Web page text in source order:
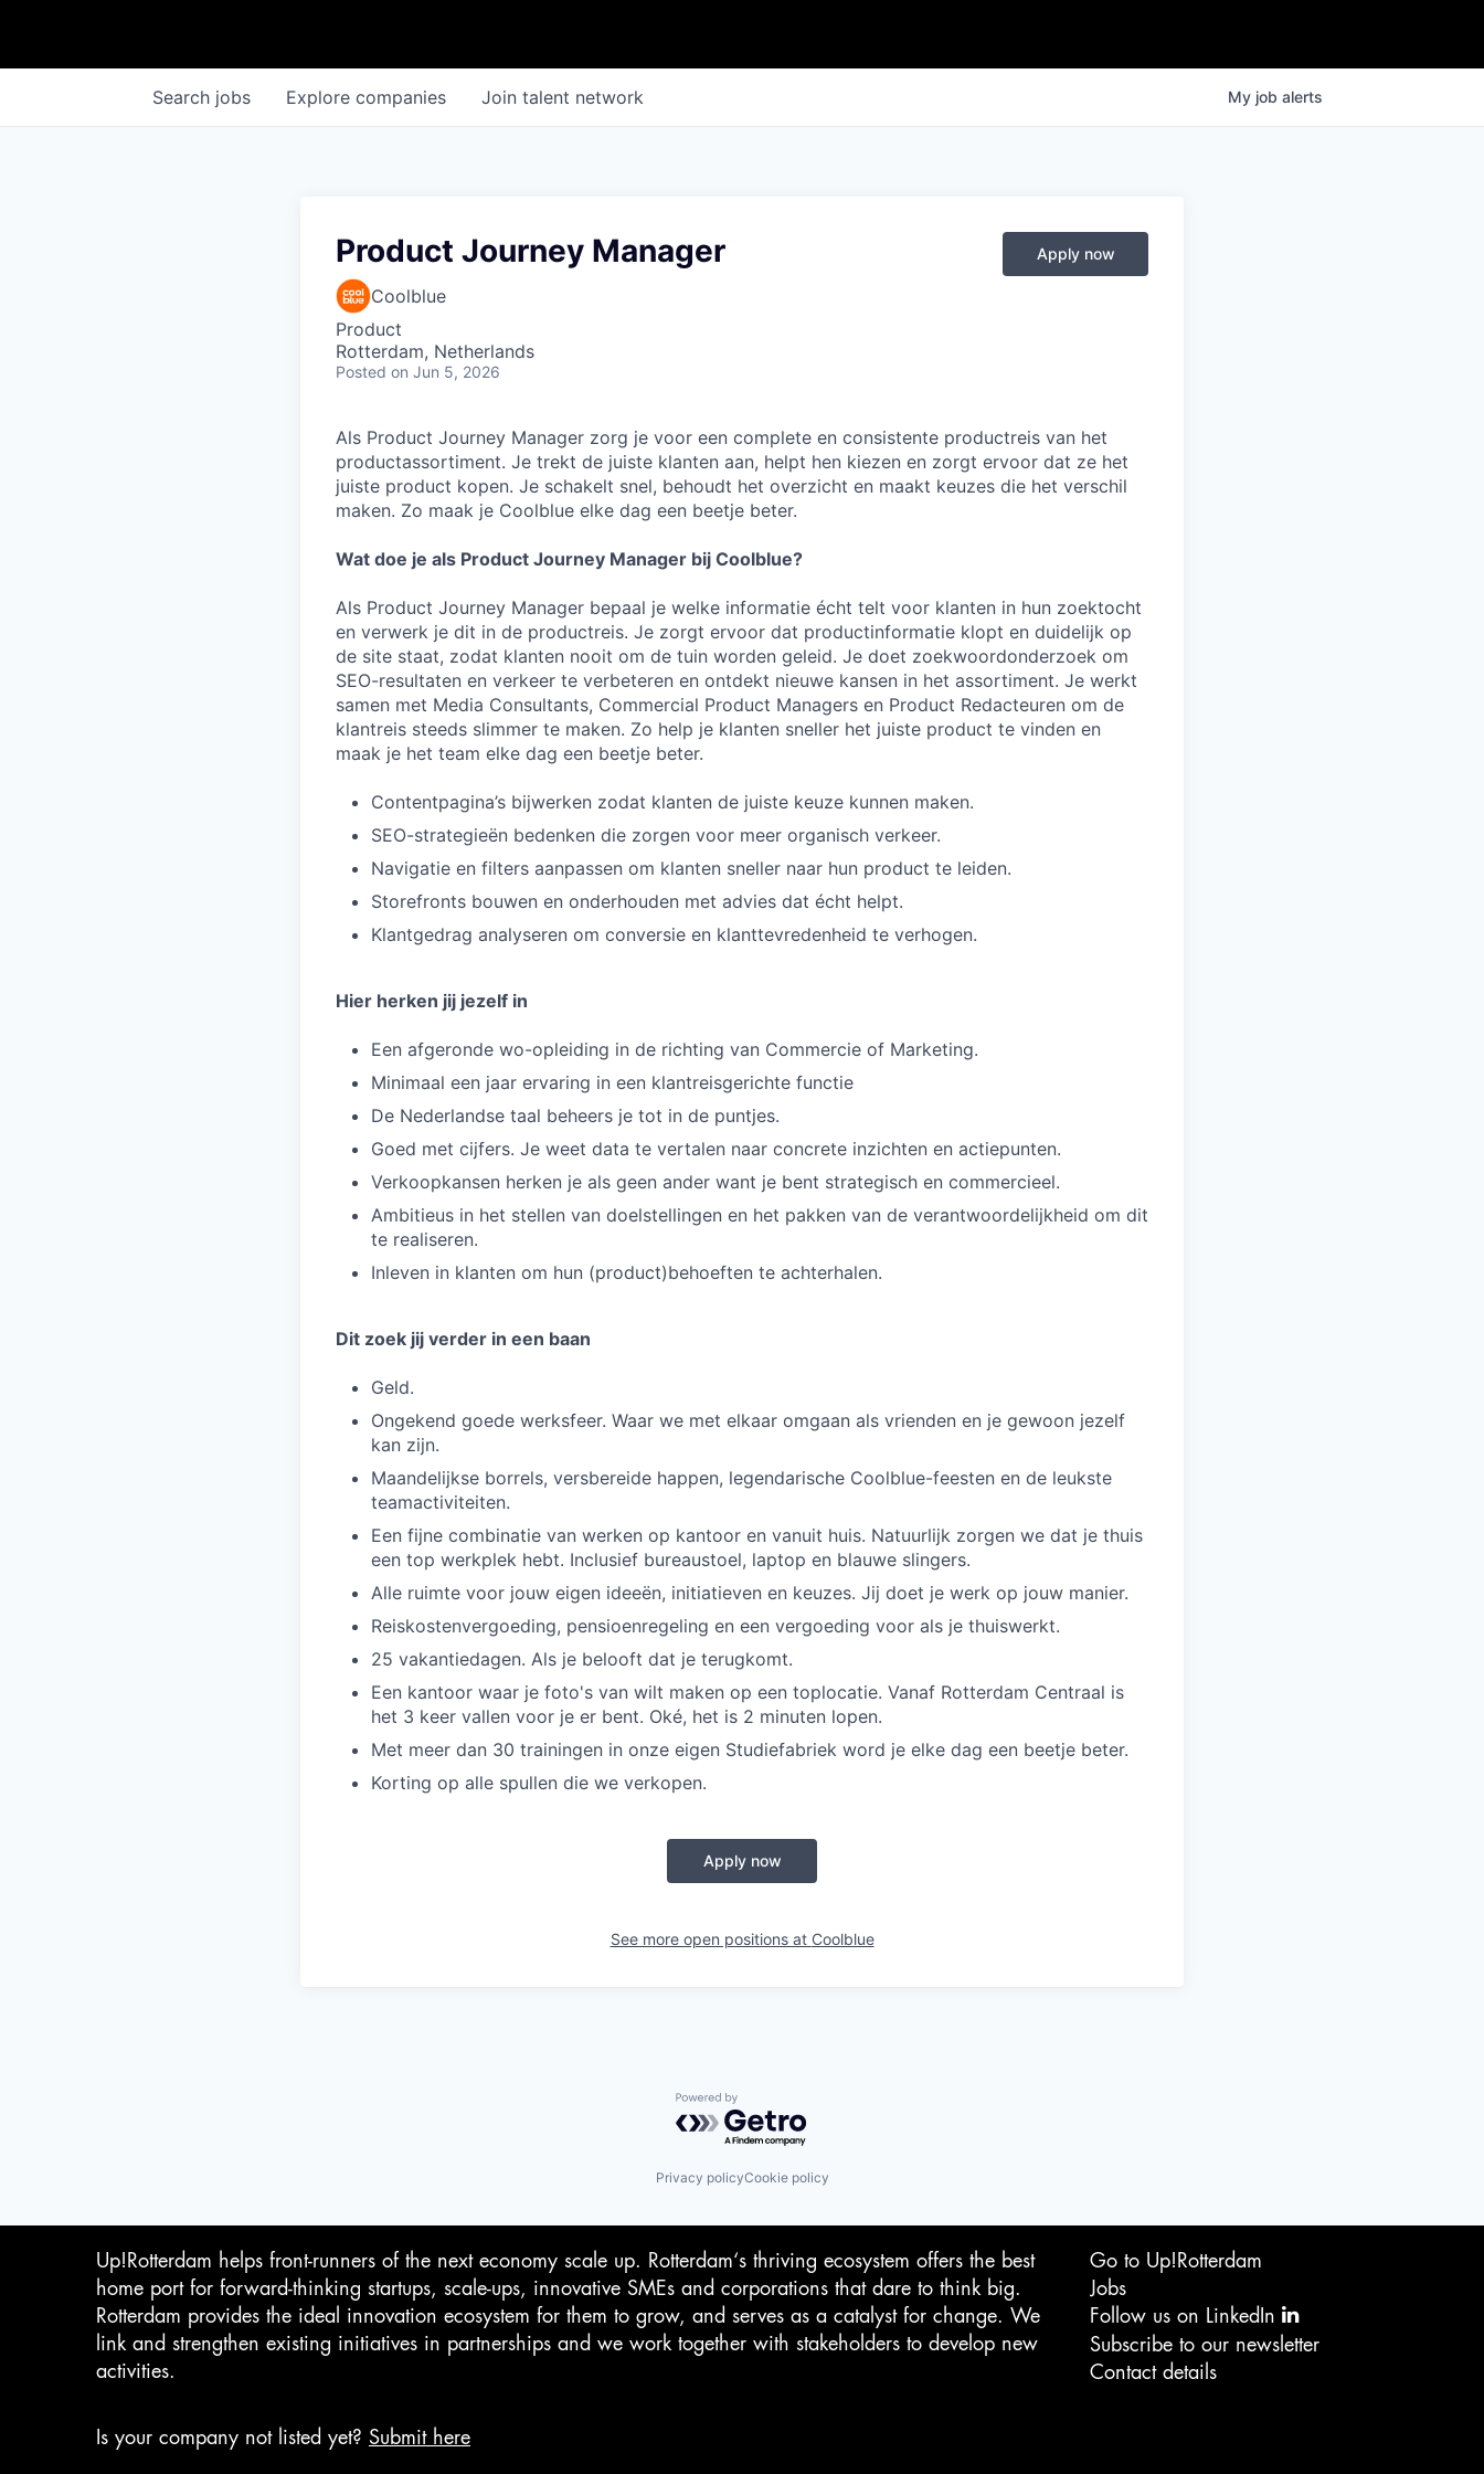
Search jobs Explore companies Join talent network My job alerts
Product Journey Manager
Coolblue
Product
Rotterdam, Netherlands
Posted on Jun 5, 2026
Apply now
Als Product Journey Manager zorg je voor een complete en consistente productreis van het
productassortiment. Je trekt de juiste klanten aan, helpt hen kiezen en zorgt ervoor dat ze het
juiste product kopen. Je schakelt snel, behoudt het overzicht en maakt keuzes die het verschil
maken. Zo maak je Coolblue elke dag een beetje beter.
Wat doe je als Product Journey Manager bij Coolblue?
Als Product Journey Manager bepaal je welke informatie écht telt voor klanten in hun zoektocht
en verwerk je dit in de productreis. Je zorgt ervoor dat productinformatie klopt en duidelijk op
de site staat, zodat klanten nooit om de tuin worden geleid. Je doet zoekwoordonderzoek om
SEO-resultaten en verkeer te verbeteren en ontdekt nieuwe kansen in het assortiment. Je werkt
samen met Media Consultants, Commercial Product Managers en Product Redacteuren om de
klantreis steeds slimmer te maken. Zo help je klanten sneller het juiste product te vinden en
maak je het team elke dag een beetje beter.
Contentpagina’s bijwerken zodat klanten de juiste keuze kunnen maken.
SEO-strategieën bedenken die zorgen voor meer organisch verkeer.
Navigatie en filters aanpassen om klanten sneller naar hun product te leiden.
Storefronts bouwen en onderhouden met advies dat écht helpt.
Klantgedrag analyseren om conversie en klanttevredenheid te verhogen.
Hier herken jij jezelf in
Een afgeronde wo-opleiding in de richting van Commercie of Marketing.
Minimaal een jaar ervaring in een klantreisgerichte functie
De Nederlandse taal beheers je tot in de puntjes.
Goed met cijfers. Je weet data te vertalen naar concrete inzichten en actiepunten.
Verkoopkansen herken je als geen ander want je bent strategisch en commercieel.
Ambitieus in het stellen van doelstellingen en het pakken van de verantwoordelijkheid om dit
te realiseren.
Inleven in klanten om hun (product)behoeften te achterhalen.
Dit zoek jij verder in een baan
Geld.
Ongekend goede werksfeer. Waar we met elkaar omgaan als vrienden en je gewoon jezelf
kan zijn.
Maandelijkse borrels, versbereide happen, legendarische Coolblue-feesten en de leukste
teamactiviteiten.
Een fijne combinatie van werken op kantoor en vanuit huis. Natuurlijk zorgen we dat je thuis
een top werkplek hebt. Inclusief bureaustoel, laptop en blauwe slingers.
Alle ruimte voor jouw eigen ideeën, initiatieven en keuzes. Jij doet je werk op jouw manier.
Reiskostenvergoeding, pensioenregeling en een vergoeding voor als je thuiswerkt.
25 vakantiedagen. Als je belooft dat je terugkomt.
Een kantoor waar je foto's van wilt maken op een toplocatie. Vanaf Rotterdam Centraal is
het 3 keer vallen voor je er bent. Oké, het is 2 minuten lopen.
Met meer dan 30 trainingen in onze eigen Studiefabriek word je elke dag een beetje beter.
Korting op alle spullen die we verkopen.
Apply now
See more open positions at Coolblue
Powered by Getro.com
Privacy policyCookie policy
Up!Rotterdam helps front-runners of the next economy scale up. Rotterdam‘s thriving ecosystem offers the best
home port for forward-thinking startups, scale-ups, innovative SMEs and corporations that dare to think big.
Rotterdam provides the ideal innovation ecosystem for them to grow, and serves as a catalyst for change. We
link and strengthen existing initiatives in partnerships and we work together with stakeholders to develop new
activities.
Is your company not listed yet? Submit here
Go to Up!Rotterdam
Jobs
Follow us on LinkedIn
Subscribe to our newsletter
Contact details